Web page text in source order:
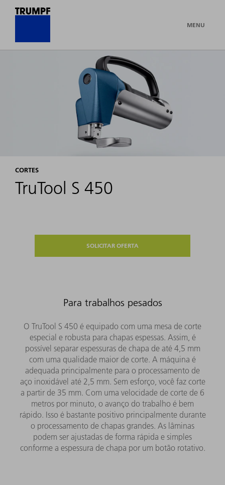
MENU
CORTES
TruTool S 450
SOLICITAR OFERTA
Para trabalhos pesados
O TruTool S 450 é equipado com uma mesa de corte
especial e robusta para chapas espessas. Assim, é
possível separar espessuras de chapa de até 4,5 mm
com uma qualidade maior de corte. A máquina é
adequada principalmente para o processamento de
aço inoxidável até 2,5 mm. Sem esforço, você faz corte
a partir de 35 mm. Com uma velocidade de corte de 6
metros por minuto, o avanço do trabalho é bem
rápido. Isso é bastante positivo principalmente durante
o processamento de chapas grandes. As lâminas
podem ser ajustadas de forma rápida e simples
conforme a espessura de chapa por um botão rotativo.